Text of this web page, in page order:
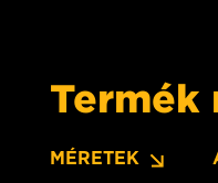
Termék
MÉRETEK